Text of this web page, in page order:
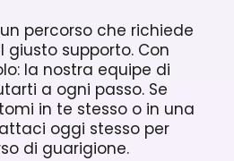
percorso che richiede
giusto supporto. Con
la nostra equipe di
a ogni passo. Se
in te stesso o in una
oggi stesso per
di guarigione.